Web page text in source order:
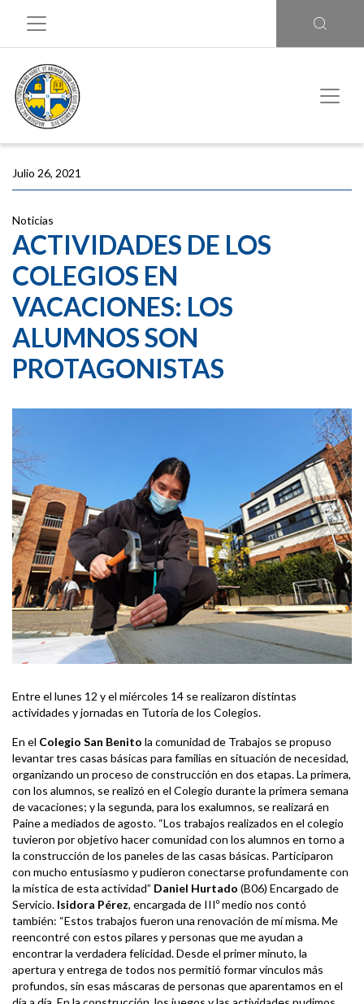
Julio 26, 2021
Noticias
ACTIVIDADES DE LOS
COLEGIOS EN
VACACIONES: LOS
ALUMNOS SON
PROTAGONISTAS
Entre el lunes 12 y el miércoles 14 se realizaron distintas
actividades y jornadas en Tutoría de los Colegios.
En el Colegio San Benito la comunidad de Trabajos se propuso
levantar tres casas básicas para familias en situación de necesidad,
organizando un proceso de construcción en dos etapas. La primera,
con los alumnos, se realizó en el Colegio durante la primera semana
de vacaciones; y la segunda, para los exalumnos, se realizará en
Paine a mediados de agosto. “Los trabajos realizados en el colegio
tuvieron por objetivo hacer comunidad con los alumnos en torno a
la construcción de los paneles de las casas básicas. Participaron
con mucho entusiasmo y pudieron conectarse profundamente con
la mística de esta actividad” Daniel Hurtado (B06) Encargado de
Servicio. Isidora Pérez, encargada de IIIº medio nos contó
también: “Estos trabajos fueron una renovación de mí misma. Me
reencontré con estos pilares y personas que me ayudan a
encontrar la verdadera felicidad. Desde el primer minuto, la
apertura y entrega de todos nos permitió formar vínculos más
profundos, sin esas máscaras de personas que aparentamos en el